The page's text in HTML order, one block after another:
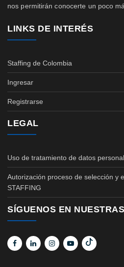
nos permitirán conocerte un poco
LINKS DE INTERÉS
Staffing de Colombia
Ingresar
Registrarse
LEGAL
Uso de tratamiento de datos
Autorización proceso de selección y
STAFFING
SÍGUENOS EN